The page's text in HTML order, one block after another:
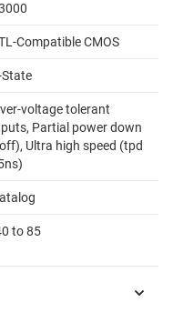
Compatible CMOS
voltage tolerant
Partial power down
Ultra high speed (tpd
to 85